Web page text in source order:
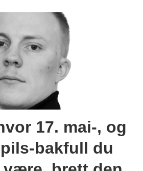
17. mai-, og
bakfull du